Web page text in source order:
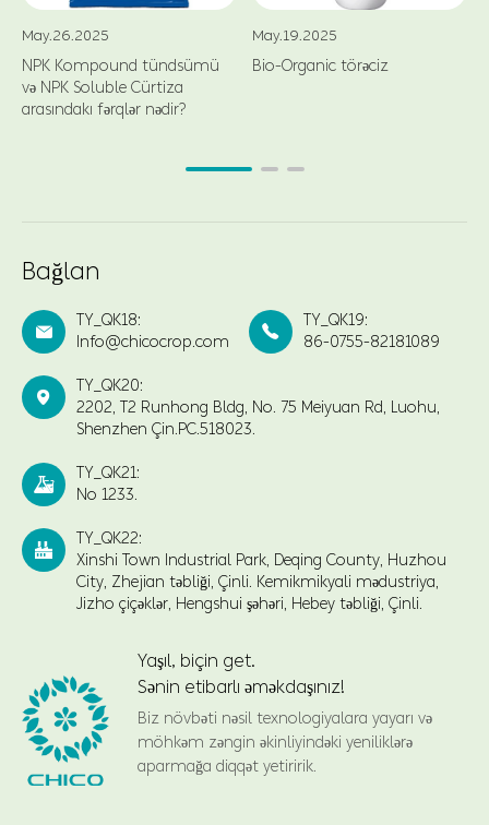
May.26.2025
NPK Kompound tündsümü
və NPK Soluble Cürtiza
arasındakı fərqlər nədir?
May.19.2025
Bio-Organic törəciz
Bağlan

TY_QK18:
Info@chicocrop.com

TY_QK19:
86-0755-82181089

TY_QK20:
2202, T2 Runhong Bldg, No. 75 Meiyuan Rd, Luohu,
Shenzhen Çin.PC.518023.

TY_QK21:
No 1233.

TY_QK22:
Xinshi Town Industrial Park, Deqing County, Huzhou
City, Zhejian təbliği, Çinli. Kemikmikyali mədustriya,
Jizho çiçəklər, Hengshui şəhəri, Hebey təbliği, Çinli.
Yaşıl, biçin get.
Sənin etibarlı əməkdaşınız!
Biz növbəti nəsil texnologiyalara yayarı və
möhkəm zəngin əkinliyindəki yeniliklərə
aparmağa diqqət yetiririk.